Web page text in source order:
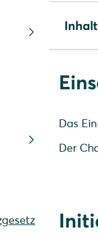
EMS
Das
Der